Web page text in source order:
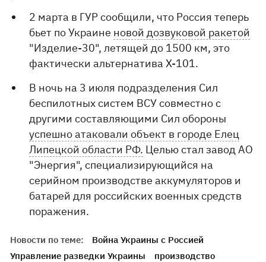
2 марта в ГУР сообщили, что Россия теперь
бьет по Украине новой дозвуковой ракетой
"Изделие-30", летящей до 1500 км, это
фактически альтернатива X-101.
В ночь на 3 июля подразделения Сил
беспилотных систем ВСУ совместно с
другими составляющими Сил обороны
успешно атаковали объект в городе Елец
Липецкой области РФ. Целью стал завод АО
"Энергия", специализирующийся на
серийном производстве аккумуляторов и
батарей для российских военных средств
поражения.
Новости по теме:
Война Украины с Россией
Управление разведки Украины
производство